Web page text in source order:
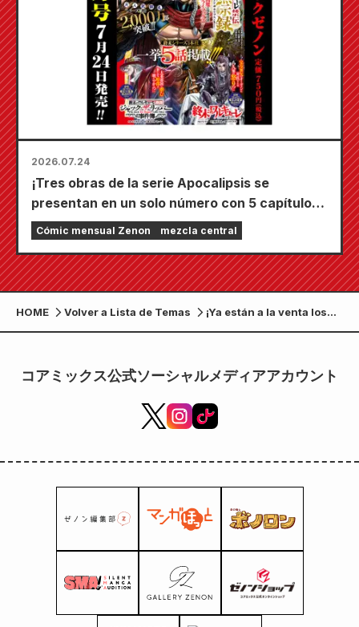
2026.07.24
¡Tres obras de la serie Apocalipsis se
presentan en un solo número con 5 capítulos!
¡El número de septiembre de 2026 de
"Monthly Comic Zenon" sale a la venta el 24
de julio!
Cómic mensual Zenon mezcla central
HOME Volver a Lista de Temas
¡Ya están a la venta los
vasos con ilustraciones
Toki y Jagi— del anime
norte"!
コアミックス公式ソーシャルメディアアカウント